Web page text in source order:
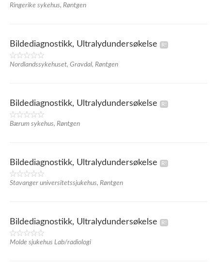
Ringerike sykehus, Røntgen
Bildediagnostikk, Ultralydundersøkelse
Nordlandssykehuset, Gravdal, Røntgen
Bildediagnostikk, Ultralydundersøkelse
Bærum sykehus, Røntgen
Bildediagnostikk, Ultralydundersøkelse
Stavanger universitetssjukehus, Røntgen
Bildediagnostikk, Ultralydundersøkelse
Molde sjukehus Lab/radiologi